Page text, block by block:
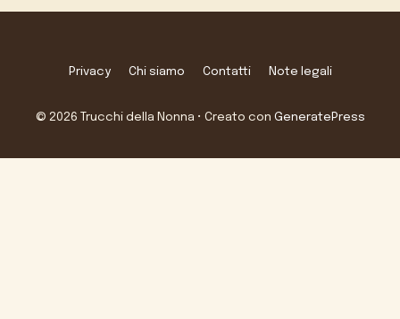
Privacy Chi siamo Contatti Note legali
© 2026 Trucchi della Nonna • Creato con GeneratePress